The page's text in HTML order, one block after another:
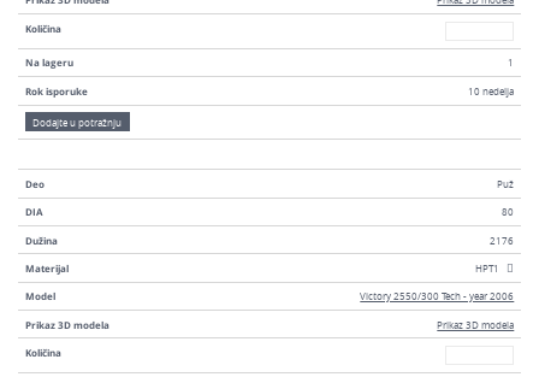
Količina
Na lageru 1
Rok isporuke 10 nedelja
Dodajte u potražnju
Deo Puž
DIA 80
Dužina 2176
Materijal HPT1
Model Victory 2550/300 Tech - year 2006
Prikaz 3D modela Prikaz 3D modela
Količina